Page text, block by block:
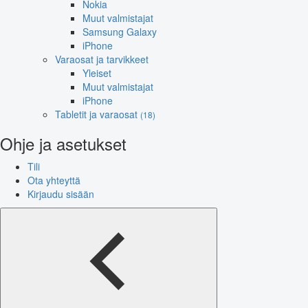
Nokia
Muut valmistajat
Samsung Galaxy
iPhone
Varaosat ja tarvikkeet
Yleiset
Muut valmistajat
iPhone
Tabletit ja varaosat (18)
Ohje ja asetukset
Tili
Ota yhteyttä
Kirjaudu sisään